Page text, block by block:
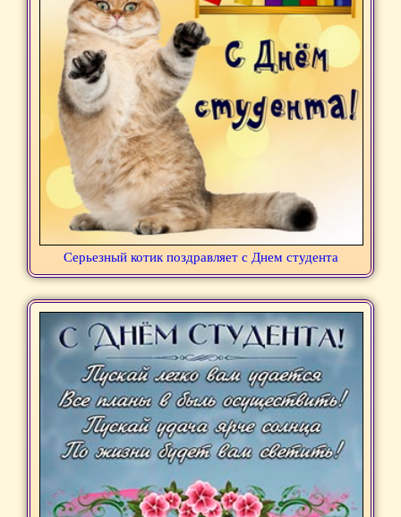
Серьезный котик поздравляет с Днем студента